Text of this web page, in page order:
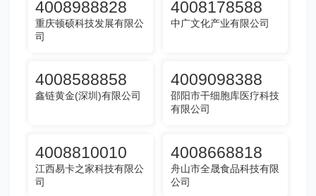
4008988828
重庆顿硕科技发展有限公
司
4008178588
中广文化产业有限公司
4008588858
鑫链黄金(深圳)有限公司
4009098388
邵阳市干细胞库医疗科技
有限公司
4008810010
江西易卡之家科技有限公
司
4008668818
舟山市全晟食品科技有限
公司